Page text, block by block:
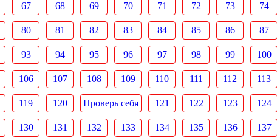
67 68 69 70 71 72 73 74
80 81 82 83 84 85 86 87
93 94 95 96 97 98 99 100
106 107 108 109 110 111 112 113
119 120 Проверь себя 121 122 123 124
130 131 132 133 134 135 136 137